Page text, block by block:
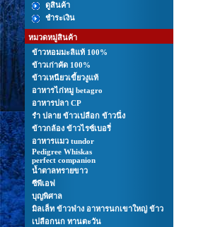
ดูสินค้า
ชำระเงิน
หมวดหมู่สินค้า
ข้าวหอมมะลิแท้ 100%
ข้าวเก่าคัด 100%
ข้าวเหนียวเขี้ยวงูแท้
อาหารไก่หมู betagro
อาหารปลา CP
รํา ปลาย ข้าวเปลือก ข้าวนึ่ง
ข้าวกล้อง ข้าวไรซ์เบอรี่
อาหารแมว tundor
Pedigree Whiskas
perfect companion
นํ้าตาลทรายขาว
ซีพีเอฟ
บุญพิศาล
มิลเล็ท ข้าวฟ่าง อาหารนกเขาใหญ่ ข้าว
เปลือกนก ทานตะวัน